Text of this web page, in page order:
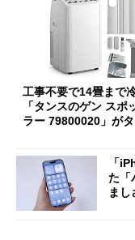
工事不要で14畳まで
「タンスのゲン スポ
ラー 79800020」が
「
た「
まし